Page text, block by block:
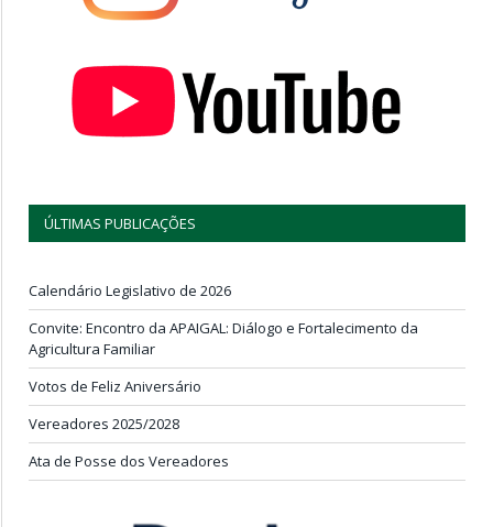
ÚLTIMAS PUBLICAÇÕES
Calendário Legislativo de 2026
Convite: Encontro da APAIGAL: Diálogo e Fortalecimento da
Agricultura Familiar
Votos de Feliz Aniversário
Vereadores 2025/2028
Ata de Posse dos Vereadores